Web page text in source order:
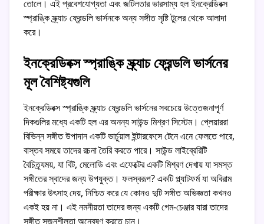
তোলে। এই প্রবেশযোগ্যতা এবং জটিলতার ভারসাম্য হল ইনক্রেডিবক্স
স্প্রাঙ্কি স্ক্র্যাচ ফ্রেন্ডলি ভার্সনকে অন্য সঙ্গীত সৃষ্টি টুলের থেকে আলাদা
করে।
ইনক্রেডিবক্স স্প্রাঙ্কি স্ক্র্যাচ ফ্রেন্ডলি ভার্সনের
মূল বৈশিষ্ট্যগুলি
ইনক্রেডিবক্স স্প্রাঙ্কি স্ক্র্যাচ ফ্রেন্ডলি ভার্সনের সবচেয়ে উত্তেজনাপূর্ণ
দিকগুলির মধ্যে একটি হল এর অনন্য সাউন্ড মিশ্রণ সিস্টেম। প্লেয়াররা
বিভিন্ন সঙ্গীত উপাদান একটি ভার্চুয়াল ইন্টারফেসে টেনে এনে ফেলতে পারে,
বাস্তব সময়ে তাদের রচনা তৈরি করতে পারে। সাউন্ড লাইব্রেরিটি
বৈচিত্র্যময়, যা বিট, মেলোডি এবং এফেক্টের একটি মিশ্রণ দেখায় যা সমস্ত
সঙ্গীতের স্বাদের জন্য উপযুক্ত। ফলস্বরূপ? একটি প্ল্যাটফর্ম যা অবিরাম
পরীক্ষার উৎসাহ দেয়, নিশ্চিত করে যে কোনও দুটি সঙ্গীত অভিজ্ঞতা কখনও
একই হয় না। এই নমনীয়তা তাদের জন্য একটি গেম-চেঞ্জার যারা তাদের
সঙ্গীত সৃজনশীলতা অন্বেষণ করতে চান।